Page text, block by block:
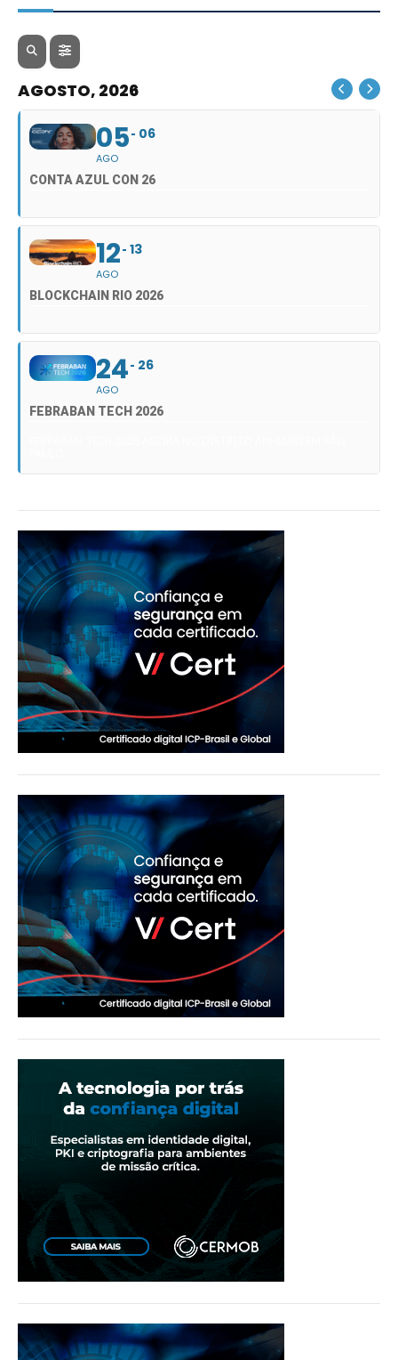
AGOSTO, 2026
05
AGO
06
CONTA AZUL CON 26
12
AGO
13
BLOCKCHAIN RIO 2026
24
AGO
26
FEBRABAN TECH 2026